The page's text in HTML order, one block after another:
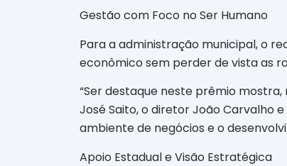
Gestão com Foco no Ser Humano
Para a administração municipal, o
econômico sem perder de vista as
“Ser destaque neste prêmio
José Saito, o diretor João Carvalho
ambiente de negócios e o
Apoio Estadual e Visão Estratégica